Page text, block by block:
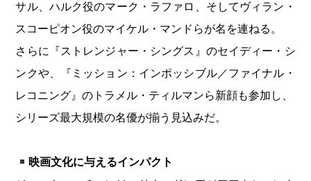
サル、ハルク役のマーク・ラファロ、そしてヴィラン・
スコーピオン役のマイケル・マンドらが名を連ねる。
さらに『ストレンジャー・シングス』のセイディー・シ
ンクや、『ミッション：インポッシブル／ファイナル・
レコニング』のトラメル・ティルマンら新顔も参加し、
シリーズ最大規模の名優が揃う見込みだ。
映画文化に与えるインパクト